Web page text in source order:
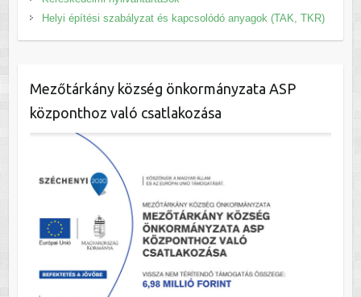
Helyi építési szabályzat és kapcsolódó anyagok (TAK, TKR)
Mezőtárkány község önkormányzata ASP
központhoz való csatlakozása